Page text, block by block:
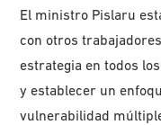
El ministro Pislaru
con otros
estrategia en todos
y establecer un
vulnerabilidad